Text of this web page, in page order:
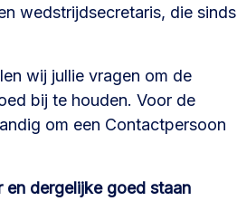
wedstrijdsecretaris, die sinds
wij jullie vragen om de
bij te houden. Voor de
om een Contactpersoon
en dergelijke goed staan